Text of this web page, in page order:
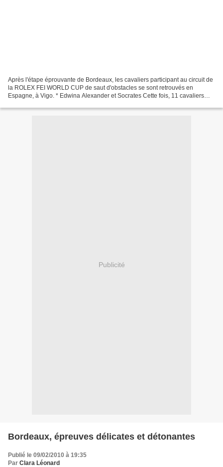
Après l'étape éprouvante de Bordeaux, les cavaliers participant au circuit de
la ROLEX FEI WORLD CUP de saut d'obstacles se sont retrouvés en
Espagne, à Vigo. * Edwina Alexander et Socrates Cette fois, 11 cavaliers
Publicité
Bordeaux, épreuves délicates et détonantes
Publié le 09/02/2010 à 19:35
Par Clara Léonard